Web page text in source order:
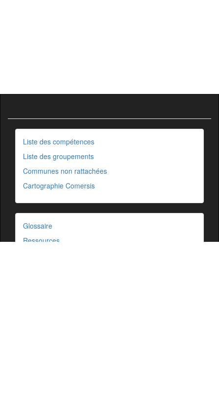
Liste des compétences
Liste des groupements
Communes non rattachées
Cartographie Comersis
Glossaire
Ressources